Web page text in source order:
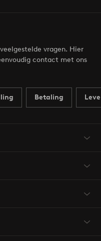
vragen. Hier
contact met ons
Betaling